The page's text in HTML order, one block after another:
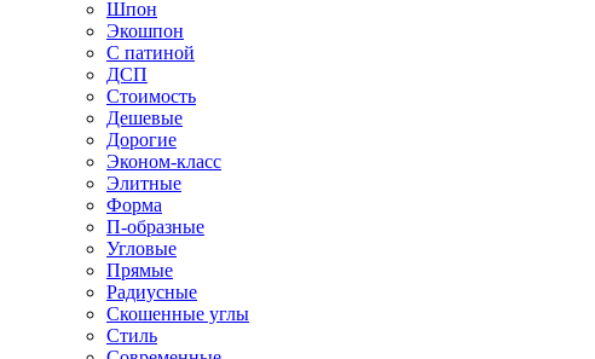
Шпон
Экошпон
С патиной
ДСП
Стоимость
Дешевые
Дорогие
Эконом-класс
Элитные
Форма
П-образные
Угловые
Прямые
Радиусные
Скошенные углы
Стиль